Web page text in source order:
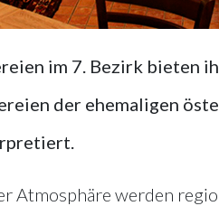
im 7. Bezirk bieten
der ehemaligen
Atmosphäre werden